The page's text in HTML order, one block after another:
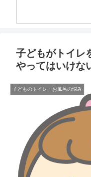
子どもがトイレ
やってはいけな
子どものトイレ・お風呂の悩み